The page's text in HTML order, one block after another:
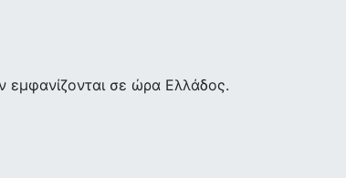
εμφανίζονται σε ώρα Ελλάδος.